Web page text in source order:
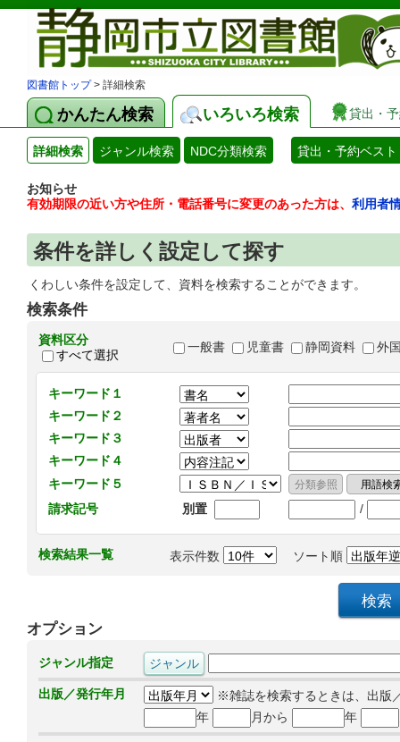
図書館トップ> 詳細検索
かんたん検索 いろいろ検索 貸出・
詳細検索 ジャンル検索 NDC分類検索 貸出・予約ベスト
お知らせ
有効期限の近い方や住所・電話番号に変更のあった方は、 利用者
条件を詳しく設定して探す
くわしい条件を設定して、資料を検索することができます。
検索条件
資料区分
すべて選択
一般書 児童書 静岡資料 外
キーワード１
キーワード２
キーワード３
キーワード４
キーワード５
請求記号
別置 /
検索結果一覧 表示件数 ソート順
オプション
ジャンル指定
出版／発行年月
※雑誌を検索するときは、出版
年
月から 年